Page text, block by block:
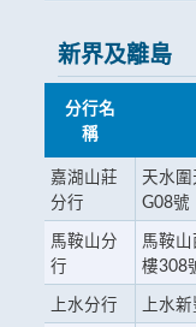
新界及離島
分行名
稱
嘉湖山莊
分行
天水圍
G08號
馬鞍山分
行
馬鞍山
樓308
上水分行 上水